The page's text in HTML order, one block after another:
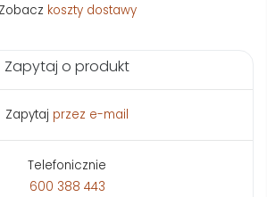
Zobacz koszty dostawy
Zapytaj o produkt
Zapytaj przez e-mail
Telefonicznie
600 388 443